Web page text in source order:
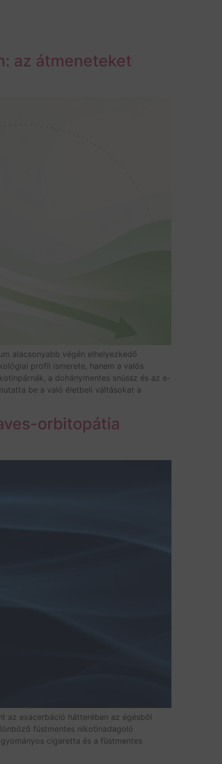
az átmeneteket
alacsonyabb végén elhelyezkedő
profil ismerete, hanem a valós
a dohánymentes snüssz és az e-
be a való életbeli váltásokat a
orbitopátia
az exacerbáció hátterében az égésből
füstmentes nikotinadagoló
cigaretta és a füstmentes